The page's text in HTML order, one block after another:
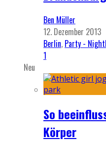
Ben Müller
12. Dezember 2013
Berlin, Party -
1
Neu
So
Körper